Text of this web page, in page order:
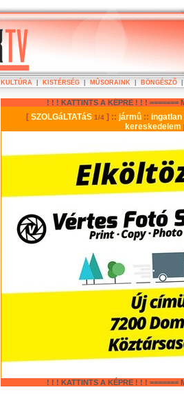
KULTÚRA KISTÉRSÉG MÛSORAINK BÖNGÉSZÕ
! ! ! KATTINTS A KÉPRE ! ! ! =======
! ! ! KATTINTS A KÉPRE ! ! ! =======